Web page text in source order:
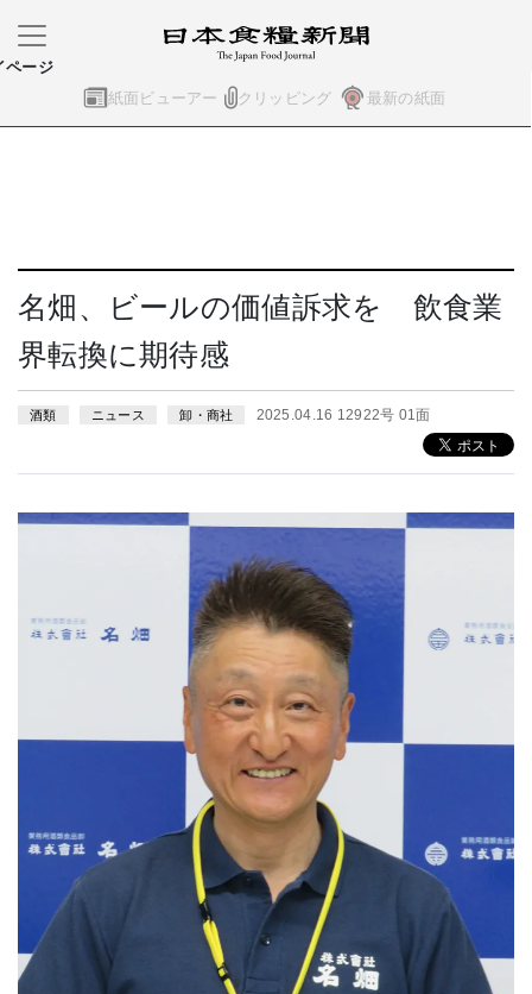
紙面ビューアー クリッピング 最新の紙面
ページ
名畑、ビールの価値訴求を 飲食業
界転換に期待感
酒類 ニュース 卸・商社 2025.04.16 12922号 01面